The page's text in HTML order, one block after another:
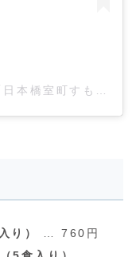
り）
… 760円